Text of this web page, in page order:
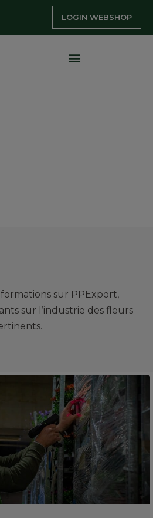
LOGIN WEBSHOP
sur PPExport,
sur l’industrie des fleurs